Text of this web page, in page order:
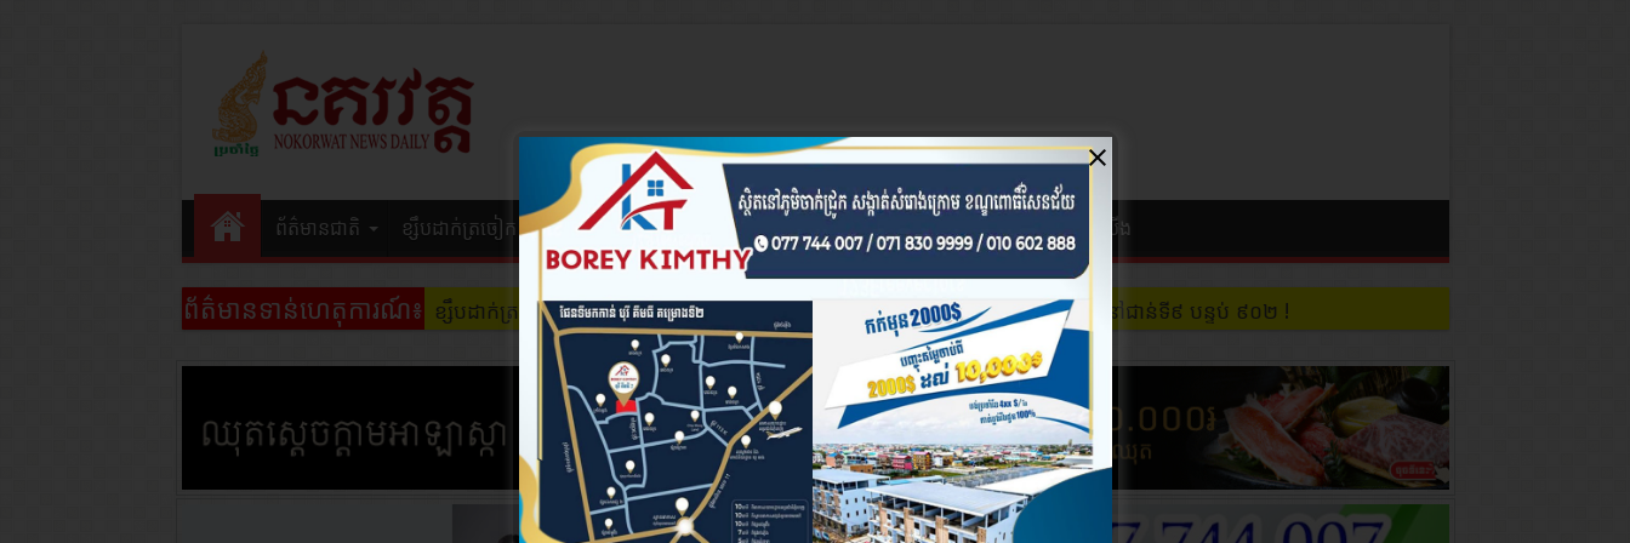
ព័ត៌មានជាតិ ខ្សឹបដាក់ត្រចៀក ទស្សនៈ ព័ត៌មានអន្តរជាតិ អចលនទ្រព្យ រូបភាព និង វីដេអូប្លែកៗ អំពីយើង
ព័ត៌មានទាន់ហេតុការណ៍៖ ខ្សឹបដាក់ត្រចៀក ៖ អគារ Sky 31 នៅខណ្ឌទួលគោក មានអ្នកជួលបន្ទប់បើកល្បែងសុីសង នៅជាន់ទី៩ បន្ទប់ ៩០២ !
ខ្សឹបដាក់ត្រចៀក ៖ ដល់ករ ! ឈ្មួញដឹកឈើ១យប់ ជាង១០០ម៉ែត្រគូប ទៅជាង២០០ម៉ែត្រ ពីខេត្តរតនគិរី ឆ្លងទៅវៀតណាមតាមច្រករបៀង ភុឡំ ស្រុកអូរយ៉ាដាវ